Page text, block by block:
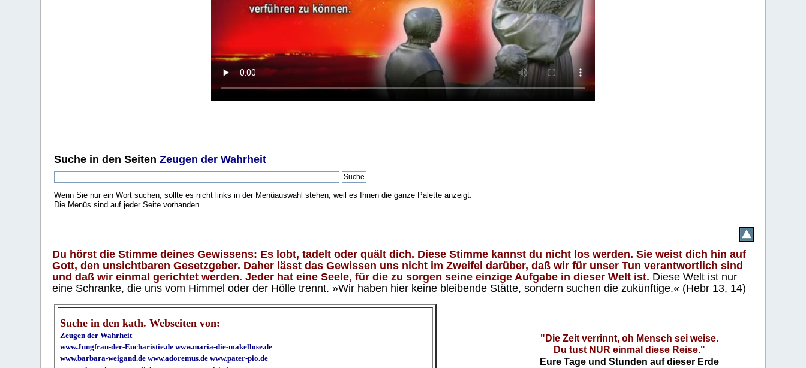
Suche in den SeitenZeugen der Wahrheit
Wenn Sie nur ein Wort suchen, sollte es nicht links in der Menüauswahl stehen, weil es Ihnen die ganze Palette anzeigt.
Die Menüs sind auf jeder Seite vorhanden..
Du hörst die Stimme deines Gewissens: Es lobt, tadelt oder quält dich. Diese Stimme kannst du nicht los werden. Sie weist dich hin auf
Gott, den unsichtbaren Gesetzgeber. Daher lässt das Gewissen uns nicht im Zweifel darüber, daß wir für unser Tun verantwortlich sind
und daß wir einmal gerichtet werden. Jeder hat eine Seele, für die zu sorgen seine einzige Aufgabe in dieser Welt ist. Diese Welt ist nur
eine Schranke, die uns vom Himmel oder der Hölle trennt. »Wir haben hier keine bleibende Stätte, sondern suchen die zukünftige.« (Hebr 13, 14)
Suche in den kath. Webseiten von:
Zeugen der Wahrheit
www.Jungfrau-der-Eucharistie.de www.maria-die-makellose.de
www.barbara-weigand.de www.adoremus.de www.pater-pio.de
"Die Zeit verrinnt, oh Mensch sei weise.
Du tust NUR einmal diese Reise."
Eure Tage und Stunden auf dieser Erde